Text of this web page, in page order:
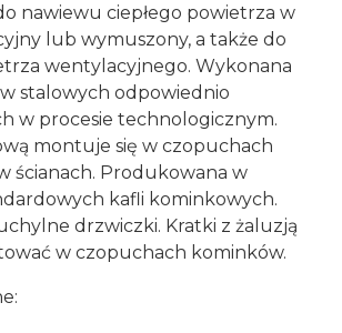
nawiewu ciepłego powietrza w
lub wymuszony, a także do
wentylacyjnego. Wykonana
stalowych odpowiednio
w procesie technologicznym.
montuje się w czopuchach
ścianach. Produkowana w
kafli kominkowych.
drzwiczki. Kratki z żaluzją
w czopuchach kominków.